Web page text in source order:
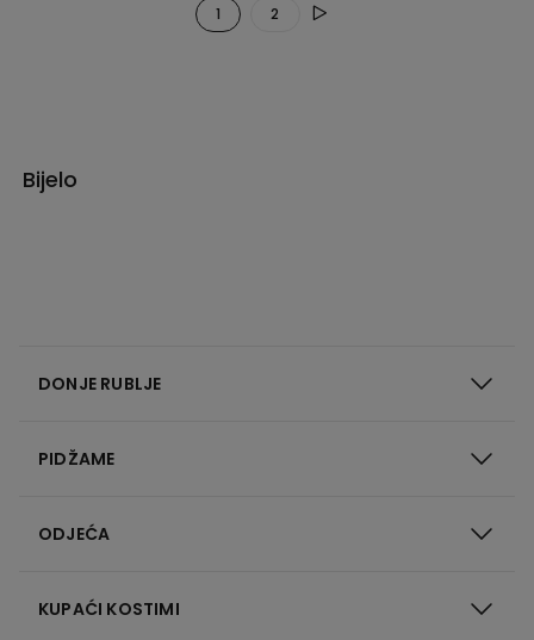
1 2
Bijelo
DONJE RUBLJE
PIDŽAME
ODJEĆA
KUPAĆI KOSTIMI